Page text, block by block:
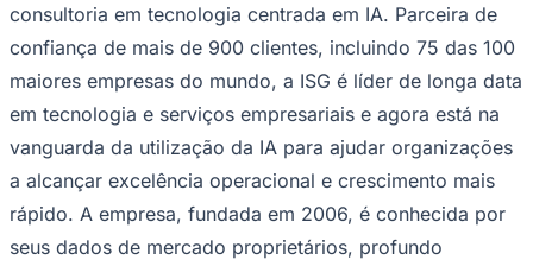
Fluminense
consultoria em tecnologia centrada em IA. Parceira de
confiança de mais de 900 clientes, incluindo 75 das 100
maiores empresas do mundo, a ISG é líder de longa data
em tecnologia e serviços empresariais e agora está na
vanguarda da utilização da IA para ajudar organizações
a alcançar excelência operacional e crescimento mais
rápido. A empresa, fundada em 2006, é conhecida por
seus dados de mercado proprietários, profundo